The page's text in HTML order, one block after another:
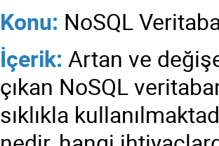
Konu: NoSQL
İçerik:Artan ve
çıkan NoSQL
sıklıkla